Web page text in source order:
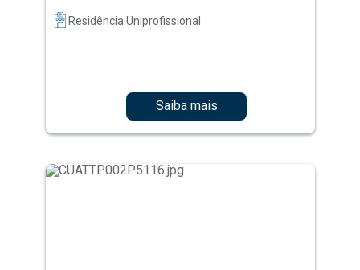
Residência Uniprofissional
Saiba mais